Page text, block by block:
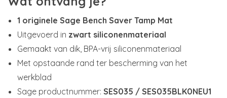
1 originele Sage Bench Saver Tamp Mat
Uitgevoerd in zwart siliconenmateriaal
Gemaakt van dik, BPA-vrij siliconenmateriaal
Met opstaande rand ter bescherming van het
werkblad
Sage productnummer:SES035 / SES035BLK0NEU1